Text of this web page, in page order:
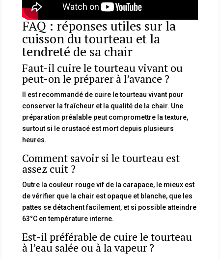
FAQ : réponses utiles sur la
cuisson du tourteau et la
tendreté de sa chair
Faut-il cuire le tourteau vivant ou
peut-on le préparer à l’avance ?
Il est recommandé de cuire le tourteau vivant pour
conserver la fraîcheur et la qualité de la chair. Une
préparation préalable peut compromettre la texture,
surtout si le crustacé est mort depuis plusieurs
heures.
Comment savoir si le tourteau est
assez cuit ?
Outre la couleur rouge vif de la carapace, le mieux est
de vérifier que la chair est opaque et blanche, que les
pattes se détachent facilement, et si possible atteindre
63°C en température interne.
Est-il préférable de cuire le tourteau
à l’eau salée ou à la vapeur ?